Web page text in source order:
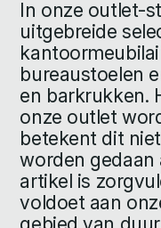
In onze outlet-
uitgebreide
bureaustoelen
en barkrukken.
onze outlet
betekent dit
worden gedaan
artikel is
voldoet aan